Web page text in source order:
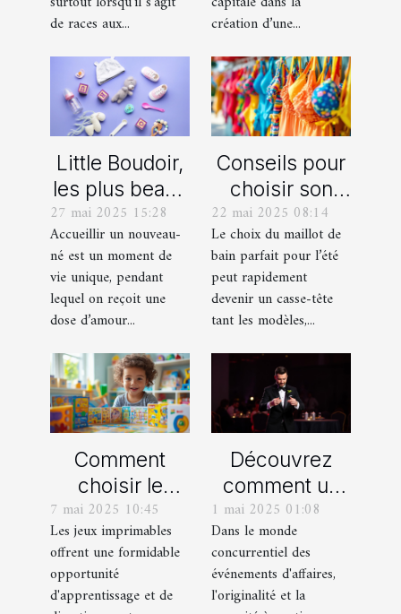
miniature
de races aux...
immersif
création d’une...
Little Boudoir,
les plus beaux
cadeaux de
naissance
personnalisés
!
27 mai 2025 15:28
Accueillir un nouveau-
né est un moment de
vie unique, pendant
lequel on reçoit une
dose d’amour...
Conseils pour
choisir son
maillot de bain
idéal pour l'été
22 mai 2025 08:14
Le choix du maillot de
bain parfait pour l’été
peut rapidement
devenir un casse-tête
tant les modèles,...
Comment
choisir le
meilleur jeu
imprimable
pour votre
enfant
7 mai 2025 10:45
Les jeux imprimables
offrent une formidable
opportunité
d'apprentissage et de
Découvrez
comment un
spectacle de
magie
transforme les
événements
1 mai 2025 01:08
Dans le monde
concurrentiel des
événements d'affaires,
l'originalité et la